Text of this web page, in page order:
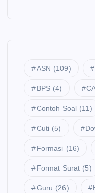
ASN (109)
BPS (4)
Contoh Soal (11)
Cuti (5)
Formasi (16)
Format Surat (5)
Guru (26)